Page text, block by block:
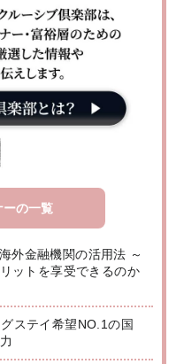
ーの一覧
外金融機関の活用法 ～
ットを享受できるのか
ステイ希望NO.1の国